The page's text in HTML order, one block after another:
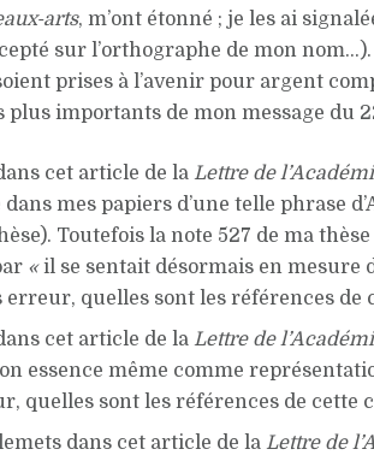
arts, m’ont étonné ; je les ai
sur l’orthographe de mon nom…).
prises à l’avenir pour argent
importants de mon message du
cet article de la Lettre de
mes papiers d’une telle phrase
Toutefois la note 527 de ma
«il se sentait désormais en mesure
erreur, quelles sont les références de
cet article de la Lettre de
essence même comme
quelles sont les références de cette
dans cet article de la Lettre de